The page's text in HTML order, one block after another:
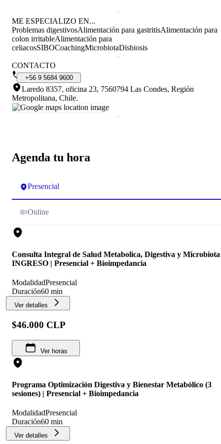
Agenda tu hora
Presencial
Online
Consulta Integral de Salud Metabolica, Digestiva y Microbiota
INGRESO | Presencial + Bioimpedancia
ModalidadPresencial
Duración60 min
Ver detalles
$46.000 CLP
Ver horas
Programa Optimización Digestiva y Bienestar Metabólico (3
sesiones) | Presencial + Bioimpedancia
ModalidadPresencial
Duración60 min
Ver detalles
ME ESPECIALIZO EN...
Problemas digestivosAlimentación para gastritisAlimentación para
colon irritableAlimentación para
celiacosSIBOCoachingMicrobiotaDisbiosis
CONTACTO
+56 9 5684 9600
Laredo 8357, oficina 23, 7560794 Las Condes, Región
Metropolitana, Chile.